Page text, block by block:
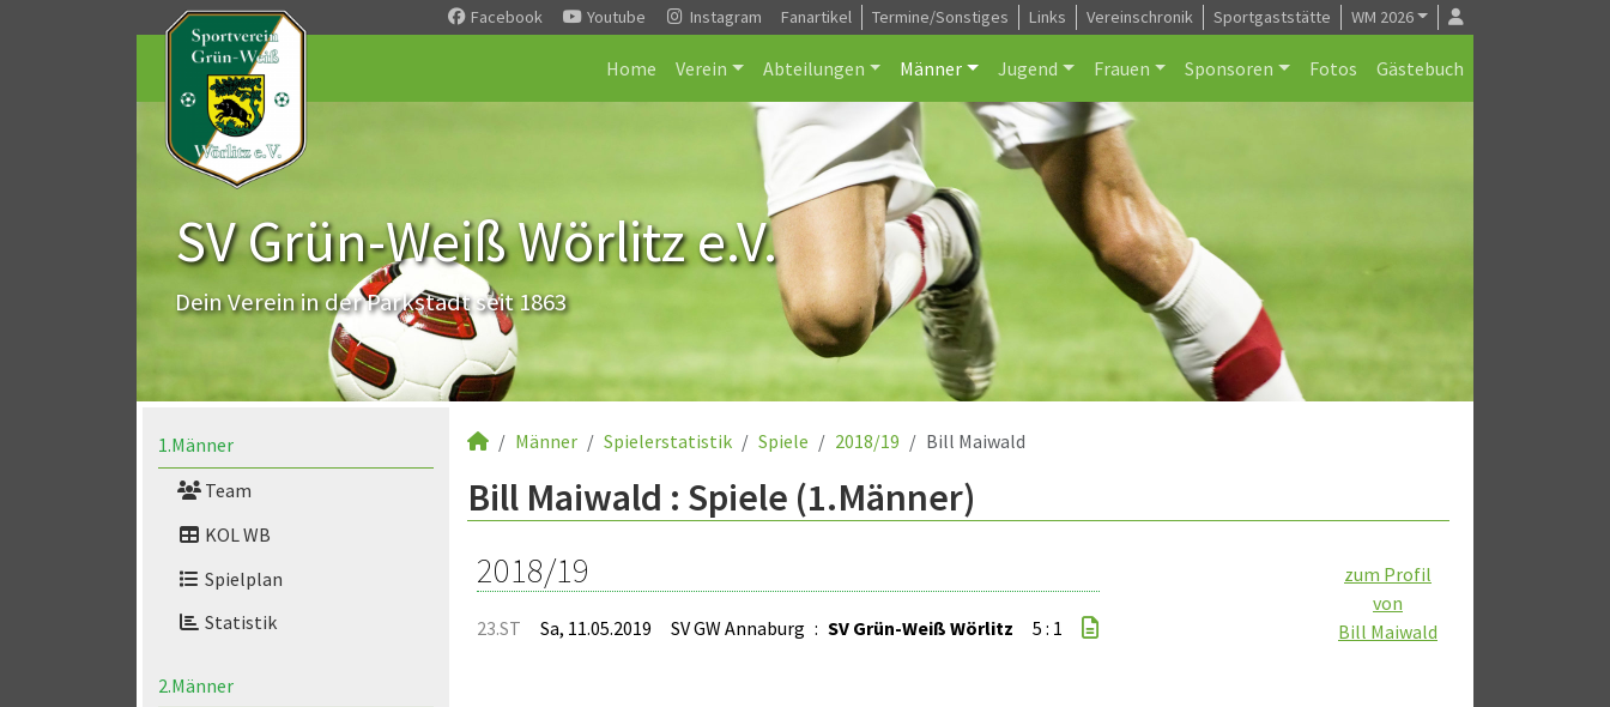
Facebook Youtube Instagram Fanartikel Termine/Sonstiges Links Vereinschronik Sportgaststätte WM 2026
Home Verein Abteilungen Männer Jugend Frauen Sponsoren Fotos Gästebuch
SV Grün-Weiß Wörlitz e.V.
Dein Verein in der Parkstadt seit 1863
1.Männer
Team
KOL WB
Spielplan
Statistik
2.Männer
Männer Spielerstatistik Spiele 2018/19 Bill Maiwald
Bill Maiwald : Spiele (1.Männer)
zum Profil
von
Bill Maiwald
2018/19
23.ST Sa, 11.05.2019 SV GW Annaburg : SV Grün-Weiß Wörlitz 5 : 1